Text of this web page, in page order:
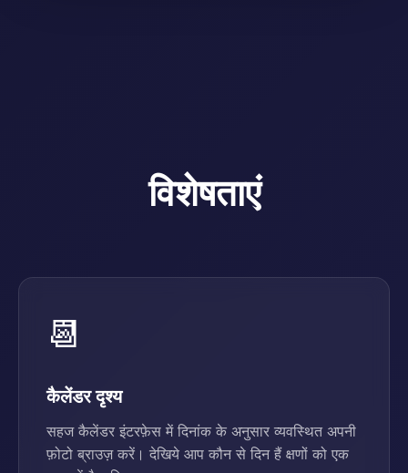
विशेषताएं
📆
कैलेंडर दृश्य
सहज कैलेंडर इंटरफ़ेस में दिनांक के अनुसार व्यवस्थित अपनी
फ़ोटो ब्राउज़ करें। देखिये आप कौन से दिन हैं क्षणों को एक